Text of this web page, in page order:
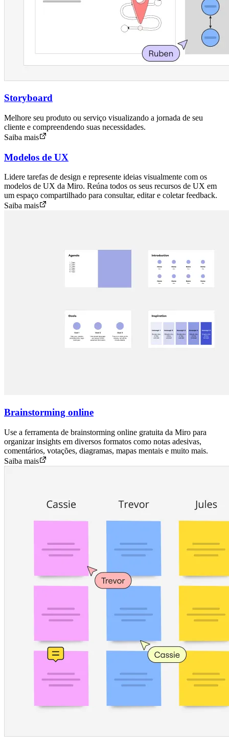
Storyboard
Melhore seu produto ou serviço visualizando a jornada de seu
cliente e compreendendo suas necessidades.
Saiba mais
Modelos de UX
Lidere tarefas de design e represente ideias visualmente com os
modelos de UX da Miro. Reúna todos os seus recursos de UX em
um espaço compartilhado para consultar, editar e coletar feedback.
Saiba mais
Brainstorming online
Use a ferramenta de brainstorming online gratuita da Miro para
organizar insights em diversos formatos como notas adesivas,
comentários, votações, diagramas, mapas mentais e muito mais.
Saiba mais